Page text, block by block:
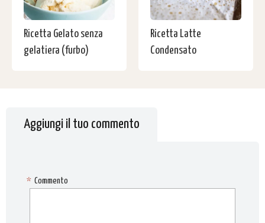
Ricetta Gelato senza
gelatiera (furbo)
Ricetta Latte
Condensato
Aggiungi il tuo commento
Commento
*